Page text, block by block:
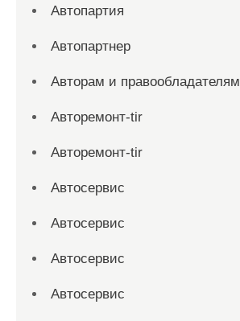
Автопартия
Автопартнер
Авторам и правообладателям
Авторемонт-tir
Авторемонт-tir
Автосервис
Автосервис
Автосервис
Автосервис